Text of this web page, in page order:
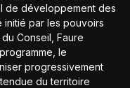
de développement des
initié par les pouvoirs
Conseil, Faure
le
progressivement
du territoire